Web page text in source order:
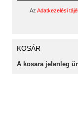
Az Adatkezelési
KOSÁR
A kosara jelenleg